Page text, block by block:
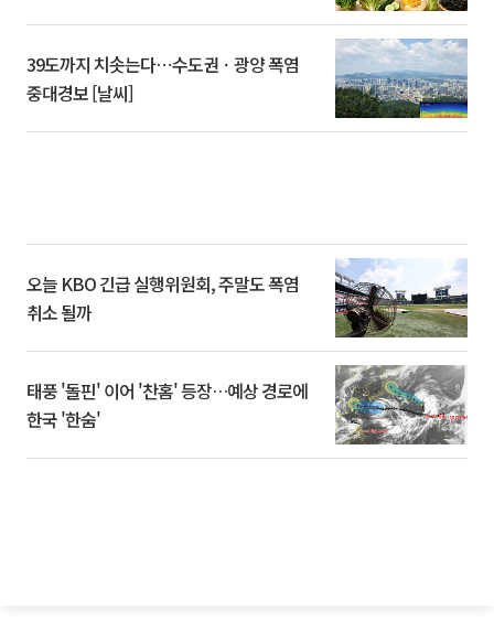
39도까지 치솟는다⋯수도권ㆍ광양 폭염
중대경보 [날씨]
오늘 KBO 긴급 실행위원회, 주말도 폭염
취소 될까
태풍 '돌핀' 이어 '찬홈' 등장…예상 경로에
한국 '한숨'